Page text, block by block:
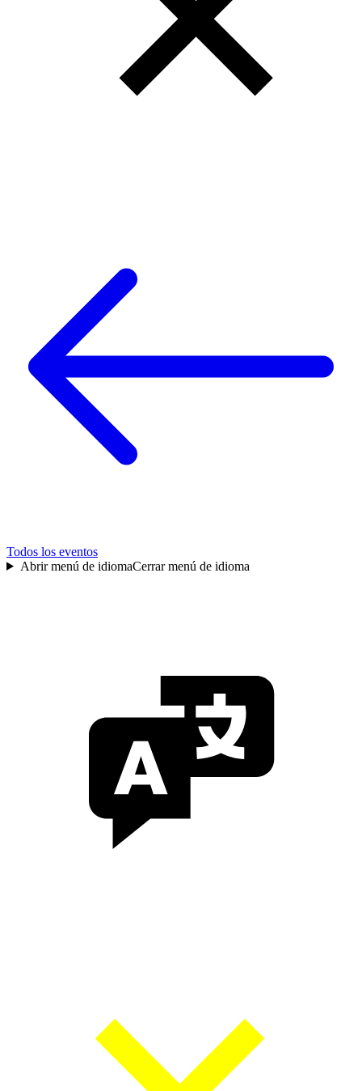
Todos los eventos
Abrir menú de idiomaCerrar menú de idioma